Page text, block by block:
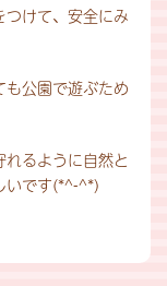
けて、安全にみ
公園で遊ぶため
るように自然と
いです(*^-^*)